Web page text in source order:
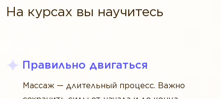
На курсах вы научитесь
Правильно двигаться
Массаж — длительный процесс. Важно